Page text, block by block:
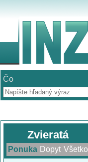
Čo
Zvieratá
Ponuka Dopyt Všetko